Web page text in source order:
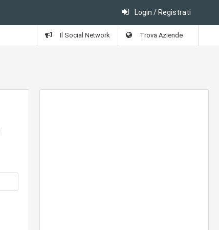
Login / Registrati
Il Social Network Trova Aziende